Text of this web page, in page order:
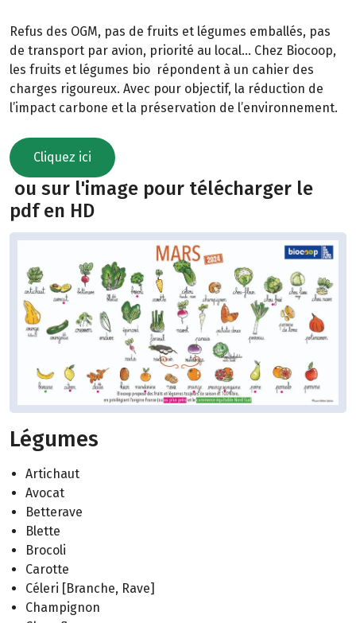
Refus des OGM, pas de fruits et légumes emballés, pas
de transport par avion, priorité au local… Chez Biocoop,
les fruits et légumes bio répondent à un cahier des
charges rigoureux. Avec pour objectif, la réduction de
l’impact carbone et la préservation de l’environnement.
Cliquez ici
ou sur l'image pour télécharger le
pdf en HD
Légumes
Artichaut
Avocat
Betterave
Blette
Brocoli
Carotte
Céleri [Branche, Rave]
Champignon